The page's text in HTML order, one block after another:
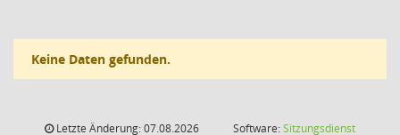
Keine Daten gefunden.
Letzte Änderung: 07.08.2026
Software:Sitzungsdienst